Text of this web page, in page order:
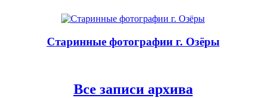
Старинные фотографии г. Озёры
Все записи архива